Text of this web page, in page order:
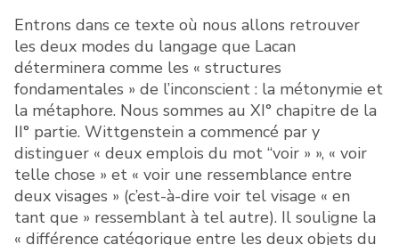
Entrons dans ce texte où nous allons retrouver
les deux modes du langage que Lacan
déterminera comme les « structures
fondamentales » de l’inconscient : la métonymie et
la métaphore. Nous sommes au XI° chapitre de la
II° partie. Wittgenstein a commencé par y
distinguer « deux emplois du mot “voir » », « voir
telle chose » et « voir une ressemblance entre
deux visages » (c’est-à-dire voir tel visage « en
tant que » ressemblant à tel autre). Il souligne la
« différence catégorique entre les deux objets du